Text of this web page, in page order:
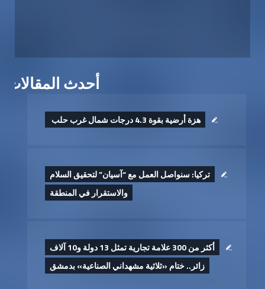
أحدث المقالات
هزة أرضية بقوة 4.3 درجات شمال غرب حلب ‏
تركيا: سنواصل العمل مع “آسيان” لتحقيق السلام
والاستقرار في المنطقة
أكثر من 300 علامة تجارية تمثل 13 دولة و10 آلاف
زائر.. ختام «ثلاثية مشهداني الصناعية» بدمشق